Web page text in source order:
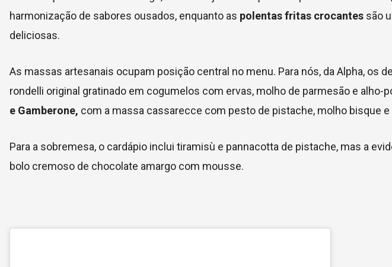
harmonização de sabores ousados, enquanto as polentas fritas crocantes são
deliciosas.
As massas artesanais ocupam posição central no menu. Para nós, da Alpha, os
rondelli original gratinado em cogumelos com ervas, molho de parmesão e alho-
e Gamberone, com a massa cassarecce com pesto de pistache, molho bisque
Para a sobremesa, o cardápio inclui tiramisù e pannacotta de pistache, mas a
bolo cremoso de chocolate amargo com mousse.